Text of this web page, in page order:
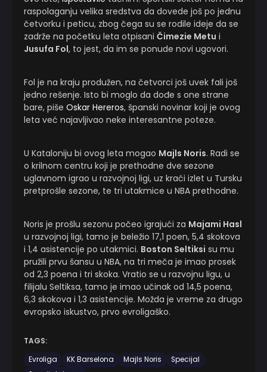
raspolaganju velika sredstva da dovede još po jednu
četvorku i peticu, zbog čega su se rodile ideje da se
zadrže na početku leta otpisani Čimezie Metu i
Jusufa Fol, to jest, da im se ponude novi ugovori.
Fol je na kraju produžen, na četvorci još uvek fali još
jedno rešenje. Isto bi moglo da dođe s one strane
bare, piše Oskar Hereros, španski novinar koji je ovog
leta već najavljivao neke interesantne poteze.
U Kataloniju bi ovog leta mogao Majls Noris. Radi se
o krilnom centru koji je prethodne dve sezone
uglavnom igrao u razvojnoj ligi, uz kraći izlet u Tursku
pretprošle sezone, te tri utakmice u NBA prethodne.
Noris je prošlu sezonu počeo igrajući za Majami Hasl
u razvojnoj ligi, tamo je beležio 17,1 poen, 5,4 skokova
i 1,4 asistencije po utakmici. Boston Seltiksi su mu
pružili prvu šansu u NBA, na tri meča je imao prosek
od 2,3 poena i tri skoka. Vratio se u razvojnu ligu, u
filijalu Seltiksa, tamo je imao učinak od 14,5 poena,
6,3 skokova i 1,3 asistencije. Možda je vreme za drugo
evropsko iskustvo, prvo evroligaško.
TAGS:
Evroliga
KK Barselona Majls Noris
Specijal